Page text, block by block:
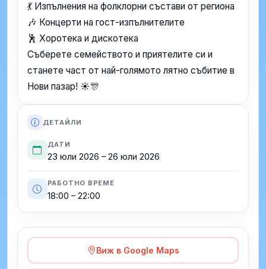
💃 Изпълнения на фолклорни състави от региона
🎶 Концерти на гост-изпълнителите
🕺 Хоротека и дискотека
Съберете семейството и приятелите си и
станете част от най-голямото лятно събитие в
Нови пазар! ☀️🎊
ДЕТАЙЛИ
ДАТИ
23 юли 2026 – 26 юли 2026
РАБОТНО ВРЕМЕ
18:00 – 22:00
Виж в Google Maps